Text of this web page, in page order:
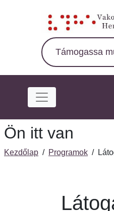
Támogassa
Ön itt van
Kezdőlap / Programok /